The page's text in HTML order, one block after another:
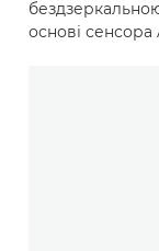
основі сенсора